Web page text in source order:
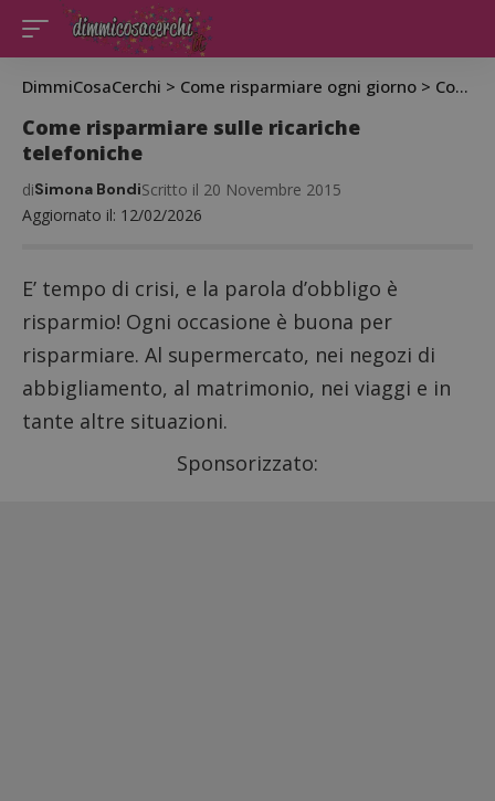
DimmiCosaCerchi > Come risparmiare ogni giorno > Come risparmiare sulle ricariche telefoniche
Come risparmiare sulle ricariche
telefoniche
Aggiornato il: 12/02/2026
diSimona BondiScritto il 20 Novembre 2015
E’ tempo di crisi, e la parola d’obbligo è
risparmio! Ogni occasione è buona per
risparmiare. Al supermercato, nei negozi di
abbigliamento, al matrimonio, nei viaggi e in
tante altre situazioni.
Sponsorizzato: